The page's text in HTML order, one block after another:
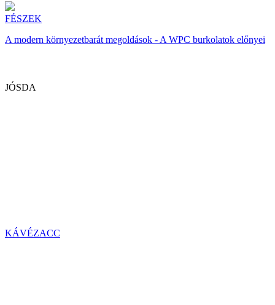
FÉSZEK
A modern környezetbarát megoldások - A WPC burkolatok előnyei
JÓSDA
KÁVÉZACC